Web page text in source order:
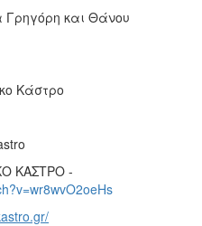
Γρηγόρη και Θάνου
Κάστρο
ΚΑΣΤΡΟ -